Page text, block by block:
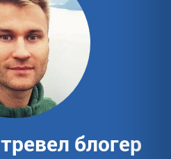
тревел блогер